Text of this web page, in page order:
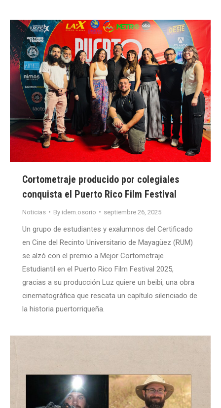
Cortometraje producido por colegiales
conquista el Puerto Rico Film Festival
Noticias By idem.osorio septiembre 26, 2025
Un grupo de estudiantes y exalumnos del Certificado
en Cine del Recinto Universitario de Mayagüez (RUM)
se alzó con el premio a Mejor Cortometraje
Estudiantil en el Puerto Rico Film Festival 2025,
gracias a su producción Luz quiere un beibi, una obra
cinematográfica que rescata un capítulo silenciado de
la historia puertorriqueña.